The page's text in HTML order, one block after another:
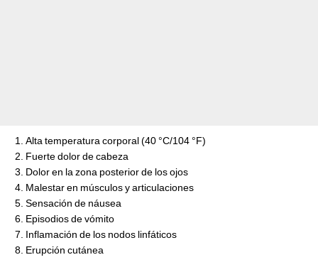
Alta temperatura corporal (40 °C/104 °F)
Fuerte dolor de cabeza
Dolor en la zona posterior de los ojos
Malestar en músculos y articulaciones
Sensación de náusea
Episodios de vómito
Inflamación de los nodos linfáticos
Erupción cutánea